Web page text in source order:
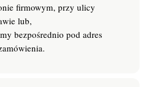
firmowym, przy ulicy
lub,
bezpośrednio pod adres